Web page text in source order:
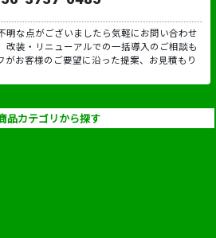
明な点がございましたら気軽にお問い合わせ
改装・リニューアルでの一括導入のご相談も
お客様のご要望に沿った提案、お見積もり
品カテゴリから探す